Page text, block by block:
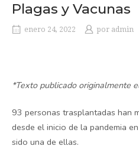
Plagas y Vacunas
enero 24, 2022 por admin
*Texto publicado originalmente
93 personas trasplantadas han
desde el inicio de la pandemia
sido una de ellas.